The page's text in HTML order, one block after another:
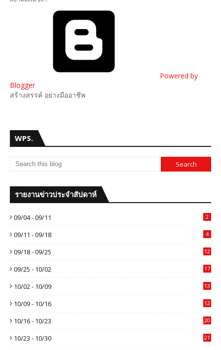
Powered by
Blogger
สร้างสรรค์ อย่างมืออาชีพ
WPS.
รายงานข่าวประจำสัปดาห์
09/04 - 09/11 2
09/11 - 09/18 4
09/18 - 09/25 12
09/25 - 10/02 17
10/02 - 10/09 13
10/09 - 10/16 12
10/16 - 10/23 20
10/23 - 10/30 21